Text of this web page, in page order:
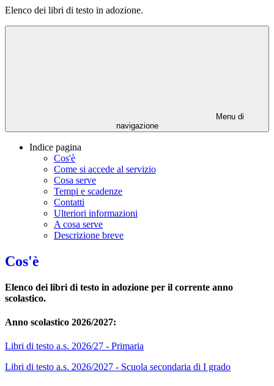
Elenco dei libri di testo in adozione.
Menu di
navigazione
Indice pagina
Cos'è
Come si accede al servizio
Cosa serve
Tempi e scadenze
Contatti
Ulteriori informazioni
A cosa serve
Descrizione breve
Cos'è
Elenco dei libri di testo in adozione per il corrente anno
scolastico.
Anno scolastico 2026/2027:
Libri di testo a.s. 2026/27 - Primaria
Libri di testo a.s. 2026/2027 - Scuola secondaria di I grado